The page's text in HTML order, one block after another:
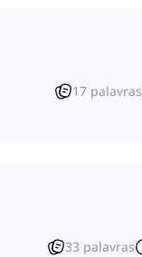
17 palavras
33 palavras